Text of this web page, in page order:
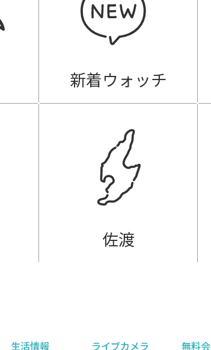
新着ウォッチ
佐渡
生活情報
ライブカメラ 無料